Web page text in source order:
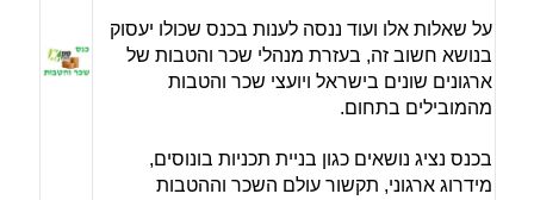
על שאלות אלו ועוד ננסה לענות בכנס שכולו יעסוק
בנושא חשוב זה, בעזרת מנהלי שכר והטבות של
ארגונים שונים בישראל ויועצי שכר והטבות
מהמובילים בתחום.
בכנס נציג נושאים כגון בניית תכניות בונוסים,
מידרוג ארגוני, תקשור עולם השכר וההטבות